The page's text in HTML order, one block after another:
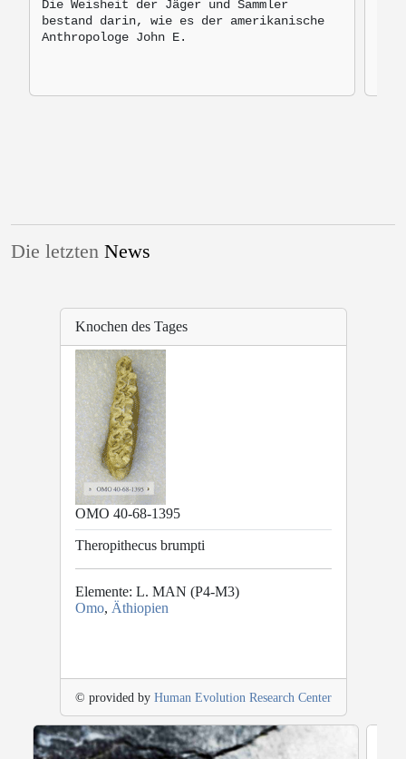
Die Weisheit der Jäger und Sammler
bestand darin, wie es der amerikanische
Anthropologe John E.
Die letzten News
Knochen des Tages
OMO 40-68-1395
Theropithecus brumpti
Elemente: L. MAN (P4-M3)
Omo, Äthiopien
© provided by Human Evolution Research Center